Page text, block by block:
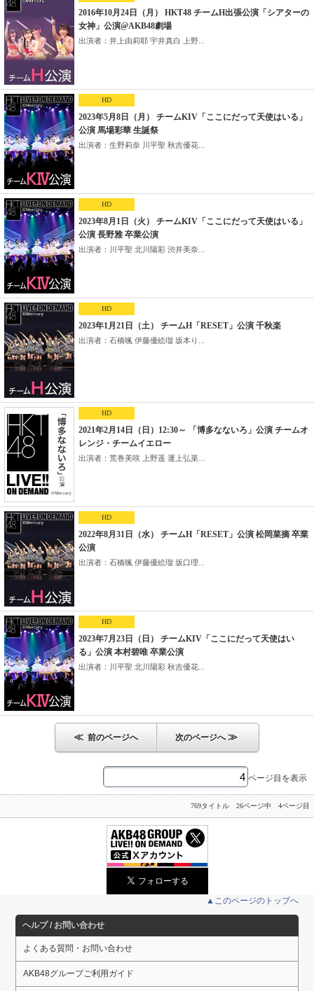
2016年10月24日（月） HKT48 チームH出張公演「シアターの
女神」公演@AKB48劇場
出演者：井上由莉耶 宇井真白 上野...
HD
2023年5月8日（月） チームKIV「ここにだって天使はいる」
公演 馬場彩華 生誕祭
出演者：生野莉奈 川平聖 秋吉優花...
HD
2023年8月1日（火） チームKIV「ここにだって天使はいる」
公演 長野雅 卒業公演
出演者：川平聖 北川陽彩 渋井美奈...
HD
2023年1月21日（土） チームH「RESET」公演 千秋楽
出演者：石橋颯 伊藤優絵瑠 坂本り...
HD
2021年2月14日（日）12:30～ 「博多なないろ」公演 チームオ
レンジ・チームイエロー
出演者：荒巻美咲 上野遥 運上弘菜...
HD
2022年8月31日（水） チームH「RESET」公演 松岡菜摘 卒業
公演
出演者：石橋颯 伊藤優絵瑠 坂口理...
HD
2023年7月23日（日） チームKIV「ここにだって天使はい
る」公演 本村碧唯 卒業公演
出演者：川平聖 北川陽彩 秋吉優花...
≪ 前のページへ 次のページへ≫
ページ目を表示
769タイトル 26ページ中 4ページ目
▲このページのトップへ
ヘルプ / お問い合わせ
よくある質問・お問い合わせ
AKB48グループご利用ガイド